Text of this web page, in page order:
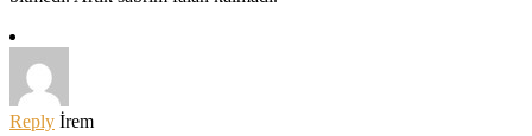
Reply İrem